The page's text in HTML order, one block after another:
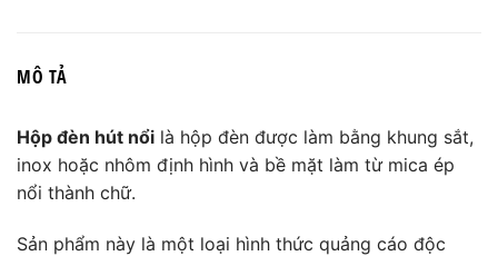
MÔ TẢ
Hộp đèn hút nổi là hộp đèn được làm bằng khung sắt,
inox hoặc nhôm định hình và bề mặt làm từ mica ép
nổi thành chữ.
Sản phẩm này là một loại hình thức quảng cáo độc